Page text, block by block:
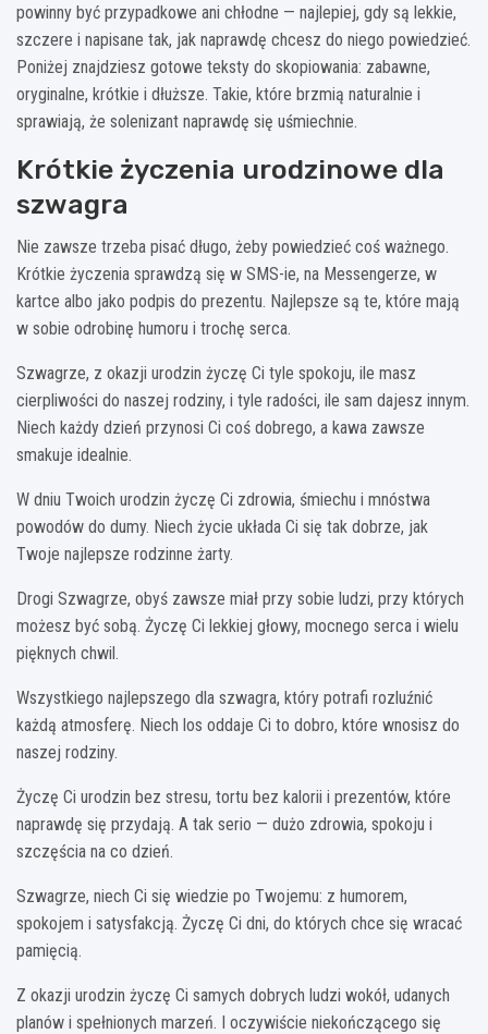
powinny być przypadkowe ani chłodne — najlepiej, gdy są lekkie,
szczere i napisane tak, jak naprawdę chcesz do niego powiedzieć.
Poniżej znajdziesz gotowe teksty do skopiowania: zabawne,
oryginalne, krótkie i dłuższe. Takie, które brzmią naturalnie i
sprawiają, że solenizant naprawdę się uśmiechnie.
Krótkie życzenia urodzinowe dla
szwagra
Nie zawsze trzeba pisać długo, żeby powiedzieć coś ważnego.
Krótkie życzenia sprawdzą się w SMS-ie, na Messengerze, w
kartce albo jako podpis do prezentu. Najlepsze są te, które mają
w sobie odrobinę humoru i trochę serca.
Szwagrze, z okazji urodzin życzę Ci tyle spokoju, ile masz
cierpliwości do naszej rodziny, i tyle radości, ile sam dajesz innym.
Niech każdy dzień przynosi Ci coś dobrego, a kawa zawsze
smakuje idealnie.
W dniu Twoich urodzin życzę Ci zdrowia, śmiechu i mnóstwa
powodów do dumy. Niech życie układa Ci się tak dobrze, jak
Twoje najlepsze rodzinne żarty.
Drogi Szwagrze, obyś zawsze miał przy sobie ludzi, przy których
możesz być sobą. Życzę Ci lekkiej głowy, mocnego serca i wielu
pięknych chwil.
Wszystkiego najlepszego dla szwagra, który potrafi rozluźnić
każdą atmosferę. Niech los oddaje Ci to dobro, które wnosisz do
naszej rodziny.
Życzę Ci urodzin bez stresu, tortu bez kalorii i prezentów, które
naprawdę się przydają. A tak serio — dużo zdrowia, spokoju i
szczęścia na co dzień.
Szwagrze, niech Ci się wiedzie po Twojemu: z humorem,
spokojem i satysfakcją. Życzę Ci dni, do których chce się wracać
pamięcią.
Z okazji urodzin życzę Ci samych dobrych ludzi wokół, udanych
planów i spełnionych marzeń. I oczywiście niekończącego się